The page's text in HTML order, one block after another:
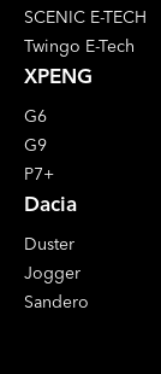
SCENIC E-TECH
Twingo E-Tech
XPENG
G6
G9
P7+
Dacia
Duster
Jogger
Sandero